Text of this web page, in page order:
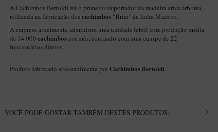
Speciale
Elite Longo
CACHIMBOS ARTESANAIS DE BRIAR ITALIANO
A Cachimbos Bertoldi foi o primeiro importador da madeira erica arborea,
utilizada na fabricação doscachimbos "Briar" da linha Maestro.
A empresa atualmente administra uma unidade fabril com produção média
de 14.000 cachimbos por mês, contando com uma equipe de 22
funcionários diretos.
Produto fabricado artesanalmente por Cachimbos Bertoldi.
VOCÊ PODE GOSTAR TAMBÉM DESTES PRODUTOS: